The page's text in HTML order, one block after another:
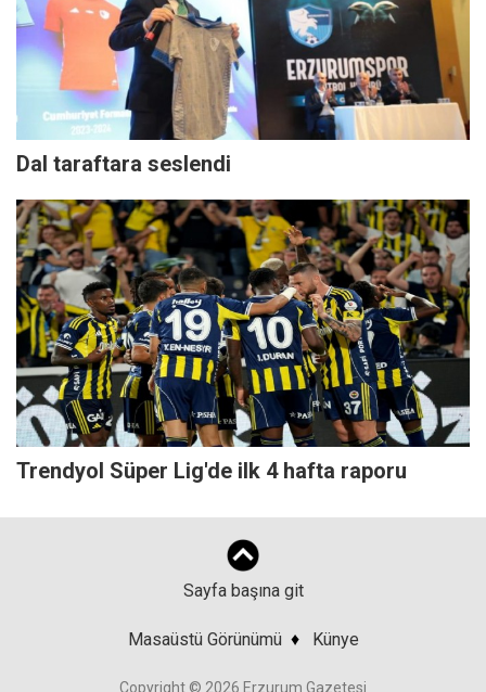
Dal taraftara seslendi
Trendyol Süper Lig'de ilk 4 hafta raporu
Sayfa başına git
Masaüstü Görünümü ♦ Künye
Copyright © 2026 Erzurum Gazetesi